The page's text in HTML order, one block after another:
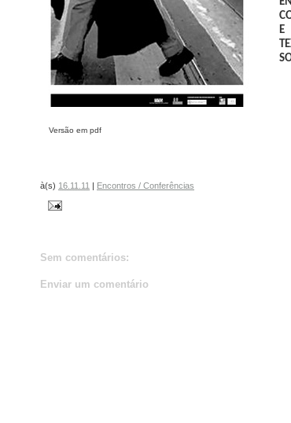
E
Versão em pdf
à(s) 16.11.11 | Encontros / Conferências
Sem comentários:
Enviar um comentário